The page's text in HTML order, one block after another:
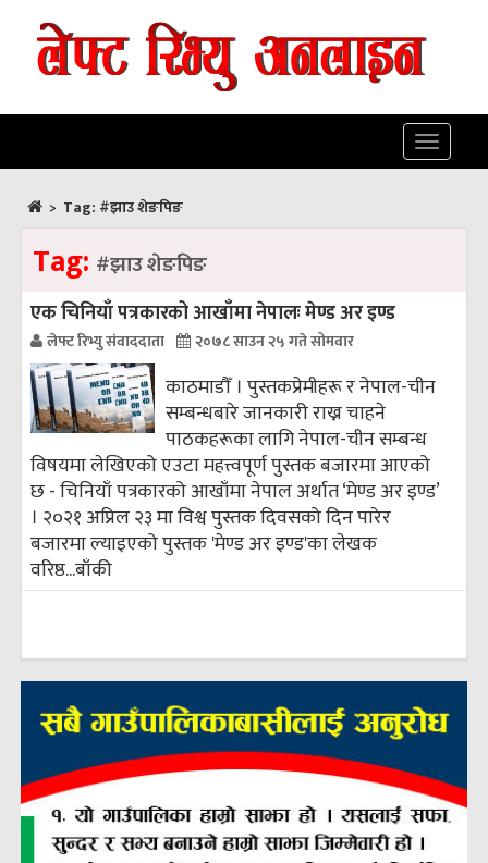
Toggle
> Tag: #झाउ शेङपिङ
Tag: #झाउ शेङपिङ
एक चिनियाँ पत्रकारको आखाँमा नेपालः मेण्ड अर इण्ड
लेफ्ट रिभ्यु संवाददाता २०७८ साउन २५ गते सोमवार
काठमाडौँ । पुस्तकप्रेमीहरू र नेपाल-चीन
सम्बन्धबारे जानकारी राख्न चाहने
पाठकहरूका लागि नेपाल-चीन सम्बन्ध
विषयमा लेखिएको एउटा महत्त्वपूर्ण पुस्तक बजारमा आएको
छ - चिनियाँ पत्रकारको आखाँमा नेपाल अर्थात ‘मेण्ड अर इण्ड’
। २०२१ अप्रिल २३ मा विश्व पुस्तक दिवसको दिन पारेर
बजारमा ल्याइएको पुस्तक 'मेण्ड अर इण्ड'का लेखक
वरिष्ठ...बाँकी